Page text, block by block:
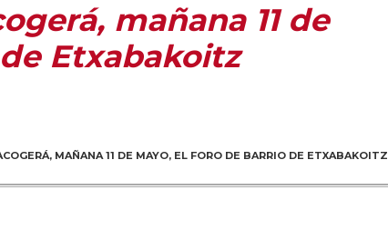
mañana 11 de
Etxabakoitz
MAÑANA 11 DE MAYO, EL FORO DE BARRIO DE ETXABAKOITZ